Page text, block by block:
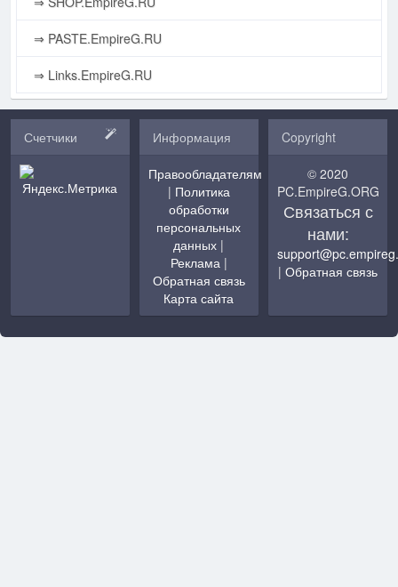
⇒ PASTE.EmpireG.RU
⇒ Links.EmpireG.RU
Счетчики Информация
Правообладателям
| Политика
обработки
персональных
данных |
Реклама|
Обратная связь
Карта сайта
Copyright
© 2020
PC.EmpireG.ORG
Связаться с
нами:
|Обратная связь